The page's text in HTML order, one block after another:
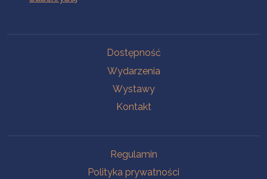
Dostępność
Wydarzenia
Wystawy
Kontakt
Regulamin
Polityka prywatności